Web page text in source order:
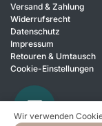
Versand & Zahlung
Widerrufsrecht
Datenschutz
Impressum
Retouren & Umtausch
Cookie-Einstellungen
©
Wir verwenden